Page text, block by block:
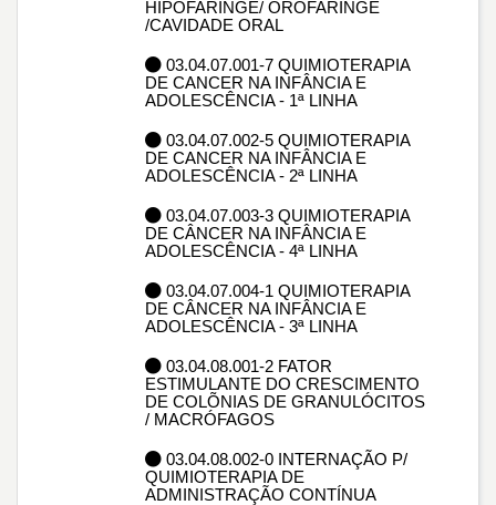
HIPOFARINGE/ OROFARINGE
/CAVIDADE ORAL
03.04.07.001-7 QUIMIOTERAPIA
DE CANCER NA INFÂNCIA E
ADOLESCÊNCIA - 1ª LINHA
03.04.07.002-5 QUIMIOTERAPIA
DE CANCER NA INFÂNCIA E
ADOLESCÊNCIA - 2ª LINHA
03.04.07.003-3 QUIMIOTERAPIA
DE CÂNCER NA INFÂNCIA E
ADOLESCÊNCIA - 4ª LINHA
03.04.07.004-1 QUIMIOTERAPIA
DE CÂNCER NA INFÂNCIA E
ADOLESCÊNCIA - 3ª LINHA
03.04.08.001-2 FATOR
ESTIMULANTE DO CRESCIMENTO
DE COLÕNIAS DE GRANULÓCITOS
/ MACRÓFAGOS
03.04.08.002-0 INTERNAÇÃO P/
QUIMIOTERAPIA DE
ADMINISTRAÇÃO CONTÍNUA